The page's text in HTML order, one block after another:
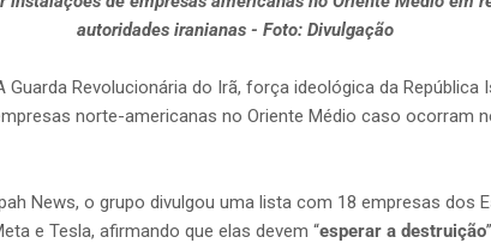
autoridades iranianas - Foto: Divulgação
Guarda Revolucionária do Irã, força ideológica da República
norte-americanas no Oriente Médio caso ocorram
News, o grupo divulgou uma lista com 18 empresas dos
e Tesla, afirmando que elas devem “esperar a destruição